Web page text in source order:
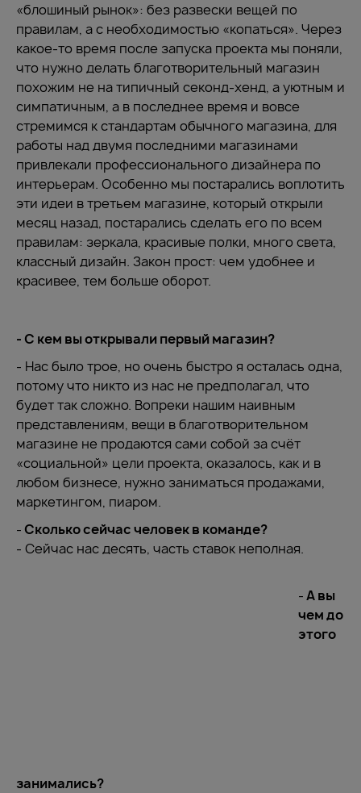
«блошиный рынок»: без развески вещей по
правилам, а с необходимостью «копаться». Через
какое-то время после запуска проекта мы поняли,
что нужно делать благотворительный магазин
похожим не на типичный секонд-хенд, а уютным и
симпатичным, а в последнее время и вовсе
стремимся к стандартам обычного магазина, для
работы над двумя последними магазинами
привлекали профессионального дизайнера по
интерьерам. Особенно мы постарались воплотить
эти идеи в третьем магазине, который открыли
месяц назад, постарались сделать его по всем
правилам: зеркала, красивые полки, много света,
классный дизайн. Закон прост: чем удобнее и
красивее, тем больше оборот.
- С кем вы открывали первый магазин?
- Нас было трое, но очень быстро я осталась одна,
потому что никто из нас не предполагал, что
будет так сложно. Вопреки нашим наивным
представлениям, вещи в благотворительном
магазине не продаются сами собой за счёт
«социальной» цели проекта, оказалось, как и в
любом бизнесе, нужно заниматься продажами,
маркетингом, пиаром.
- Сколько сейчас человек в команде?
- Сейчас нас десять, часть ставок неполная.
-А вы
чем до
этого
занимались?